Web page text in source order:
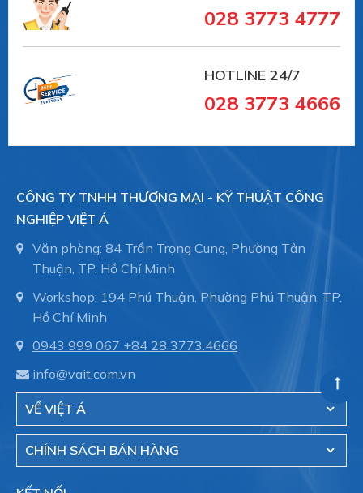
028 3773 4777
HOTLINE 24/7
028 3773 4666
CÔNG TY TNHH THƯƠNG MẠI - KỸ THUẬT CÔNG
NGHIỆP VIỆT Á
Văn phòng: 84 Trần Trọng Cung, Phường Tân
Thuận, TP. Hồ Chí Minh
Workshop: 194 Phú Thuận, Phường Phú Thuận, TP.
Hồ Chí Minh
0943 999 067 +84 28 3773.4666
info@vait.com.vn
VỀ VIỆT Á
CHÍNH SÁCH BÁN HÀNG